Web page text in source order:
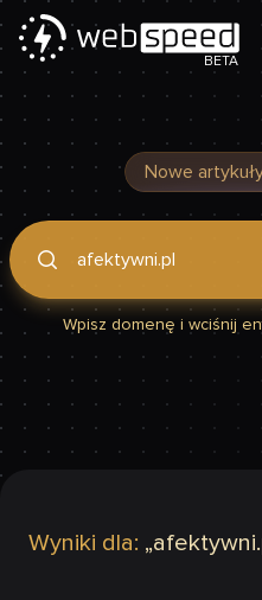
BETA
Nowe
Podaj domenę, by sprawdzić,
Wpisz domenę i wciśnij
Wyniki dla: „